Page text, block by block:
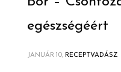
egészségéért
JANUÁR 10, RECEPTVADÁSZ